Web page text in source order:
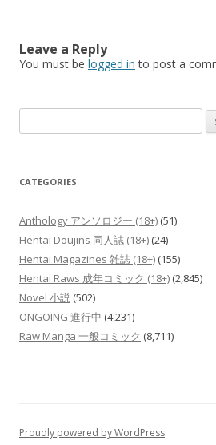
Leave a Reply
You must be logged in to post a
for:
CATEGORIES
Anthology アンソロジー (18+) (51)
Hentai Doujins 同人誌 (18+) (24)
Hentai Magazines 雑誌 (18+) (155)
Hentai Raws 成年コミック (18+) (2,845)
Novel 小説 (502)
ONGOING 進行中 (4,231)
Raw Manga 一般コミック (8,711)
Proudly powered by WordPress